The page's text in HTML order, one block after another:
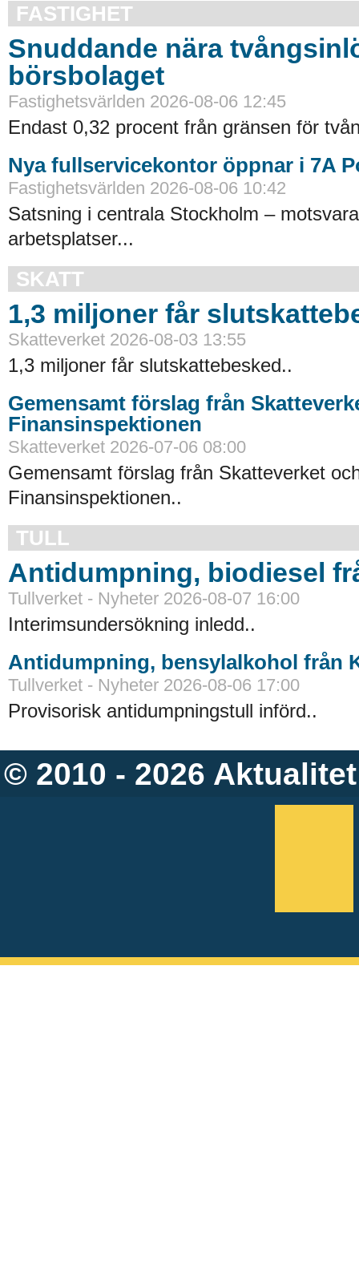
FASTIGHET
Snuddande nära
börsbolaget
Fastighetsvärlden 2026-08-06 12:45
Endast 0,32 procent från gränsen för
Nya fullservicekontor öppnar i 7A
Fastighetsvärlden 2026-08-06 10:42
Satsning i centrala Stockholm –
arbetsplatser...
SKATT
1,3 miljoner får
Skatteverket 2026-08-03 13:55
1,3 miljoner får slutskattebesked..
Gemensamt förslag från
Finansinspektionen
Skatteverket 2026-07-06 08:00
Gemensamt förslag från Skatteverket
Finansinspektionen..
TULL
Antidumpning, biodiesel
Tullverket - Nyheter 2026-08-07 16:00
Interimsundersökning inledd..
Antidumpning, bensylalkohol från
Tullverket - Nyheter 2026-08-06 17:00
Provisorisk antidumpningstull införd..
© 2010 - 2026 Aktualitet